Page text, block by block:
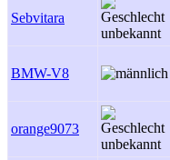
Sebvitara
BMW-V8
orange9073